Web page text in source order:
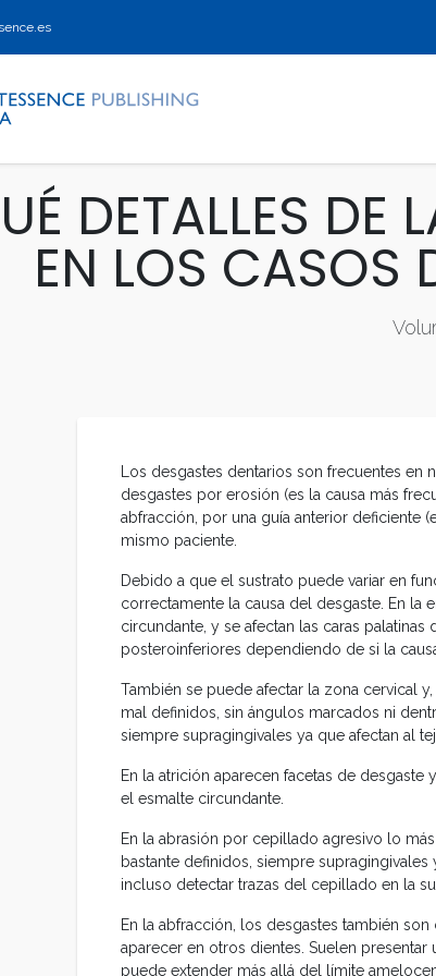
DETALLES DE
EN LOS CASOS
Los desgastes dentarios son frecuentes
desgastes por erosión (es la causa más
abfracción, por una guía anterior deficiente
mismo paciente.
Debido a que el sustrato puede variar en
correctamente la causa del desgaste. En la
circundante, y se afectan las caras
posteroinferiores dependiendo de si la
También se puede afectar la zona cervical
mal definidos, sin ángulos marcados ni
siempre supragingivales ya que afectan al
En la atrición aparecen facetas de
el esmalte circundante.
En la abrasión por cepillado agresivo lo
bastante definidos, siempre
incluso detectar trazas del cepillado en la
En la abfracción, los desgastes también
aparecer en otros dientes. Suelen
puede extender más allá del límite